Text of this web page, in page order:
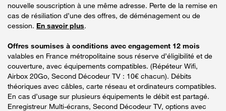
nouvelle souscription à une même adresse. Perte de la remise en
cas de résiliation d’une des offres, de déménagement ou de
cession. En savoir plus.
Offres soumises à conditions avec engagement 12 mois
valables en France métropolitaine sous réserve d’éligibilité et de
couverture, avec équipements compatibles. (Répéteur Wifi,
Airbox 20Go, Second Décodeur TV : 10€ chacun). Débits
théoriques avec câbles, carte réseau et ordinateurs compatibles.
En cas d’usage sur plusieurs équipements le débit est partagé.
Enregistreur Multi-écrans, Second Décodeur TV, options avec